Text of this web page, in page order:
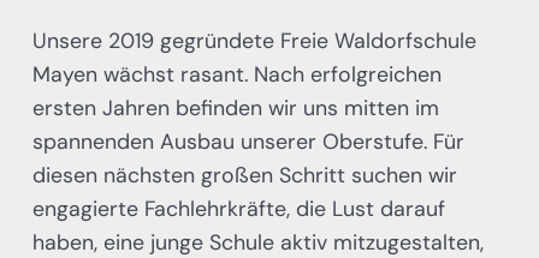
Unsere 2019 gegründete Freie Waldorfschule
Mayen wächst rasant. Nach erfolgreichen
ersten Jahren befinden wir uns mitten im
spannenden Ausbau unserer Oberstufe. Für
diesen nächsten großen Schritt suchen wir
engagierte Fachlehrkräfte, die Lust darauf
haben, eine junge Schule aktiv mitzugestalten,